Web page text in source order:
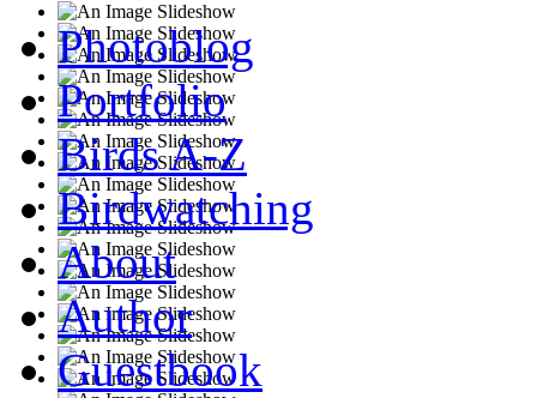
Photoblog
Portfolio
Birds A-Z
Birdwatching
About
Author
Guestbook